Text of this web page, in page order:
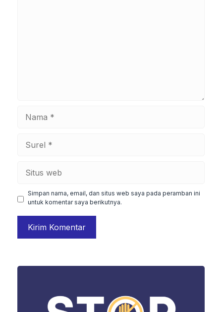
Simpan nama, email, dan situs web saya pada peramban ini
untuk komentar saya berikutnya.